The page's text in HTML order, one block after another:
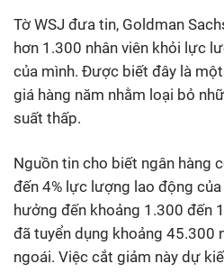
Tờ WSJ đưa tin, Goldman
hơn 1.300 nhân viên khỏi lực
của mình. Được biết đây là
giá hàng năm nhằm loại bỏ
suất thấp.
Nguồn tin cho biết ngân hàng
đến 4% lực lượng lao động
hưởng đến khoảng 1.300 đến
đã tuyển dụng khoảng 45.300
ngoái. Việc cắt giảm này dự